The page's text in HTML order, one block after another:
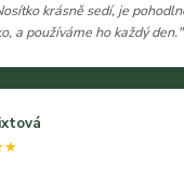
krásně sedí, je
a používáme ho každý den."